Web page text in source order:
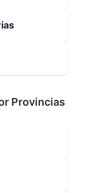
Provincias